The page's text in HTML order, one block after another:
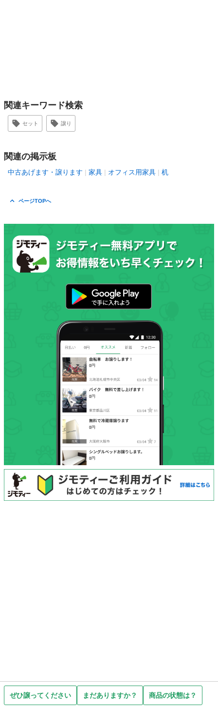
ぜひ譲ってください まだありますか？ 商品の状態は？
関連キーワード検索
セット 譲り
関連の掲示板
中古あげます・譲ります 家具 オフィス用家具 机
ページTOPへ